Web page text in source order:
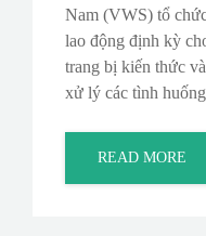
Nam (VWS) tổ
lao động định kỳ
trang bị kiến thức
xử lý các tình
READ MORE